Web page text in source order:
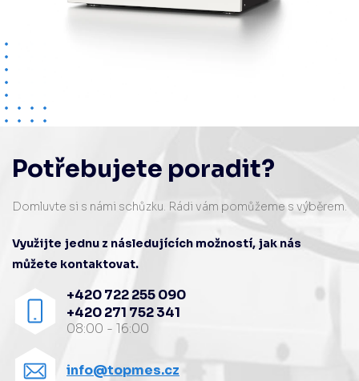
Potřebujete poradit?
Domluvte si s námi schůzku. Rádi vám pomůžeme s výběrem.
Využijte jednu z následujících možností, jak nás
můžete kontaktovat.
+420 722 255 090
+420 271 752 341
08:00 - 16:00
info@topmes.cz